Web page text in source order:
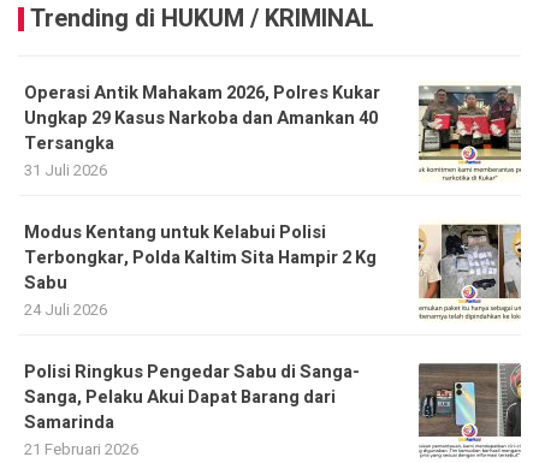
Trending di HUKUM / KRIMINAL
Operasi Antik Mahakam 2026, Polres Kukar
Ungkap 29 Kasus Narkoba dan Amankan 40
Tersangka
31 Juli 2026
Modus Kentang untuk Kelabui Polisi
Terbongkar, Polda Kaltim Sita Hampir 2 Kg
Sabu
24 Juli 2026
Polisi Ringkus Pengedar Sabu di Sanga-
Sanga, Pelaku Akui Dapat Barang dari
Samarinda
21 Februari 2026